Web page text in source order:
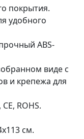
покрытия.
удобного
ABS-
виде с
и крепежа для
ROHS.
см.